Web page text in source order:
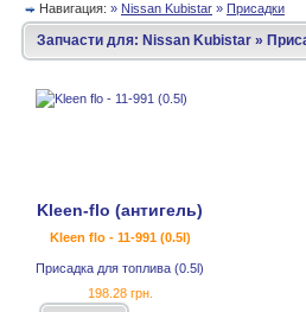
Навигация: » Nissan Kubistar » Присадки
Запчасти для: Nissan Kubistar »
Kleen-flo (антигель)
Kleen flo - 11-991 (0.5l)
Присадка для топлива (0.5l)
198.28 грн.